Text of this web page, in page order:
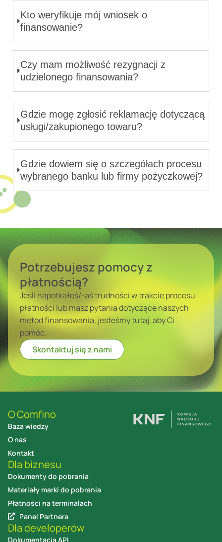
Kto weryfikuje mój wniosek o
finansowanie?
Czy mam możliwość rezygnacji z
udzielonego finansowania?
Gdzie mogę zgłosić reklamację dotyczącą
usługi/zakupionego towaru?
Gdzie dowiem się o szczegółach procesu
wybranego banku lub firmy pożyczkowej?
Potrzebujesz pomocy z
płatnością?
Jeśli napotkałeś/-aś trudności w trakcie procesu
płatności lub masz pytania dotyczące naszych
metod finansowania, jesteśmy tutaj, aby Ci
pomóc.
Skontaktuj się z nami
O Comfino
Baza wiedzy
O nas
Kontakt
Dla biznesu
Dokumenty do pobrania
Materiały marki do pobrania
Płatności na terminalach
Panel Partnera
Dla developerów
Dokumentacja API